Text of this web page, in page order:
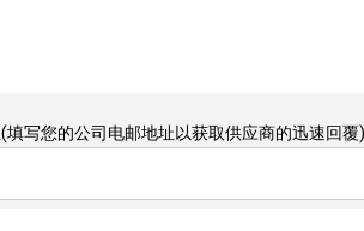
(填写您的公司电邮地址以获取供应商的迅速回覆)